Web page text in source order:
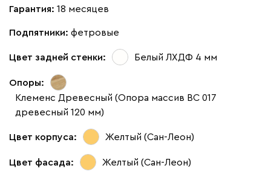
Гарантия: 18 месяцев
Подпятники: фетровые
Цвет задней стенки: Белый ЛХДФ 4 мм
Опоры:
Клеменс Древесный (Опора массив ВС 017
древесный 120 мм)
Цвет корпуса: Желтый (Сан-Леон)
Цвет фасада: Желтый (Сан-Леон)